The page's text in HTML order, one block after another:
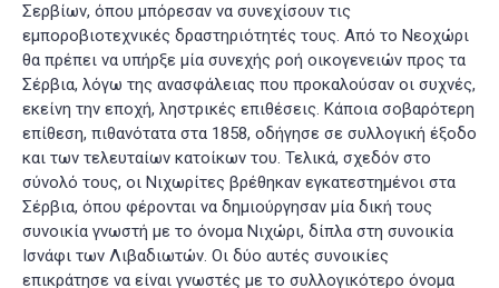
Σερβίων, όπου μπόρεσαν να συνεχίσουν τις
εμποροβιοτεχνικές δραστηριότητές τους. Από το Νεοχώρι
θα πρέπει να υπήρξε μία συνεχής ροή οικογενειών προς τα
Σέρβια, λόγω της ανασφάλειας που προκαλούσαν οι συχνές,
εκείνη την εποχή, ληστρικές επιθέσεις. Κάποια σοβαρότερη
επίθεση, πιθανότατα στα 1858, οδήγησε σε συλλογική έξοδο
και των τελευταίων κατοίκων του. Τελικά, σχεδόν στο
σύνολό τους, οι Νιχωρίτες βρέθηκαν εγκατεστημένοι στα
Σέρβια, όπου φέρονται να δημιούργησαν μία δική τους
συνοικία γνωστή με το όνομα Νιχώρι, δίπλα στη συνοικία
Ισνάφι των Λιβαδιωτών. Οι δύο αυτές συνοικίες
επικράτησε να είναι γνωστές με το συλλογικότερο όνομα